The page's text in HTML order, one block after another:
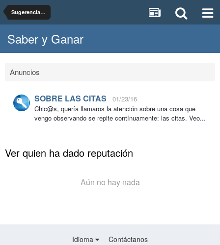
Sugerencias, dudas y pruebas del foro Saber y Ganar
Saber y Ganar
Anuncios
SOBRE LAS CITAS
01/23/16
Chic@s, quería llamaros la atención sobre una cosa que
vengo observando se repite contínuamente: las citas. Veo...
Ver quien ha dado reputación
Aún no hay nada
Idioma Contáctanos